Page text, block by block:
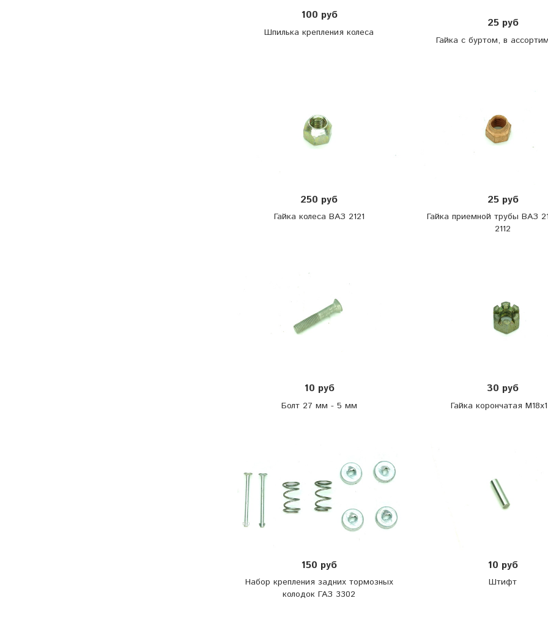
100 руб
Шпилька крепления колеса
25 руб
Гайка с буртом, в
250 руб
Гайка колеса ВАЗ 2121
25 руб
Гайка приемной трубы ВАЗ
2112
10 руб
Болт 27 мм - 5 мм
30 руб
Гайка корончатая
150 руб
Набор крепления задних тормозных
колодок ГАЗ 3302
10 руб
Штифт